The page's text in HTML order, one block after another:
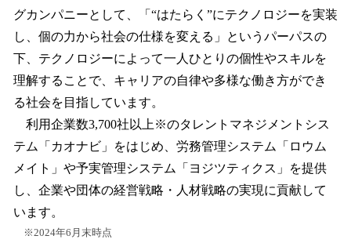
グカンパニーとして、「“はたらく”にテクノロジーを実装
し、個の力から社会の仕様を変える」というパーパスの
下、テクノロジーによって一人ひとりの個性やスキルを
理解することで、キャリアの自律や多様な働き方ができ
る社会を目指しています。
利用企業数3,700社以上※のタレントマネジメントシス
テム「カオナビ」をはじめ、労務管理システム「ロウム
メイト」や予実管理システム「ヨジツティクス」を提供
し、企業や団体の経営戦略・人材戦略の実現に貢献して
います。
※2024年6月末時点